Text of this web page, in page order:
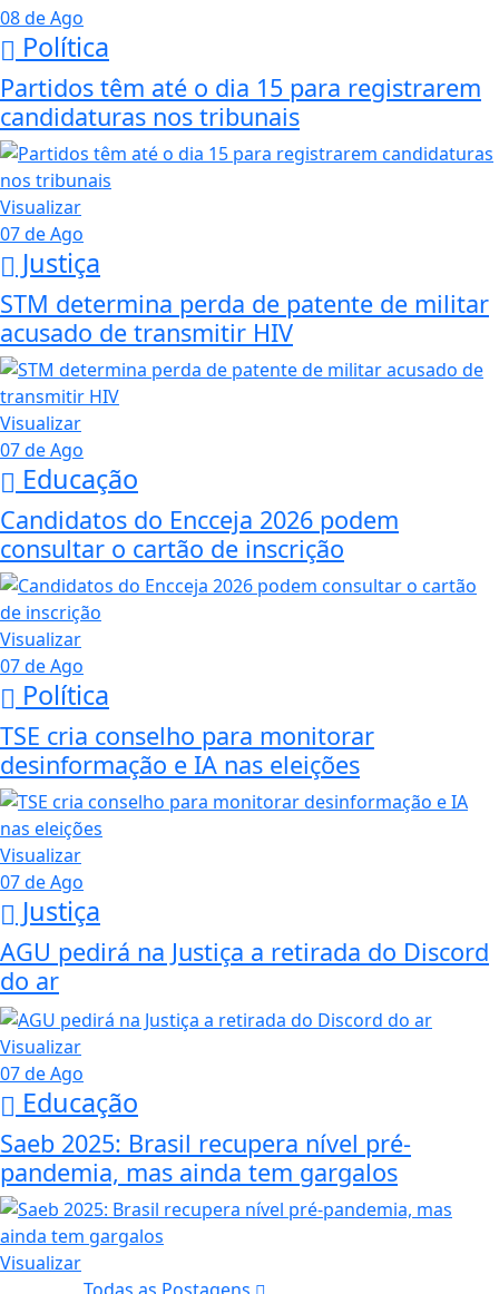
08 de Ago
Política
Partidos têm até o dia 15 para registrarem
candidaturas nos tribunais
Visualizar
07 de Ago
Justiça
STM determina perda de patente de militar
acusado de transmitir HIV
Visualizar
07 de Ago
Educação
Candidatos do Encceja 2026 podem
consultar o cartão de inscrição
Visualizar
07 de Ago
Política
TSE cria conselho para monitorar
desinformação e IA nas eleições
Visualizar
07 de Ago
Justiça
AGU pedirá na Justiça a retirada do Discord
do ar
Visualizar
07 de Ago
Educação
Saeb 2025: Brasil recupera nível pré-
pandemia, mas ainda tem gargalos
Visualizar
Todas as Postagens